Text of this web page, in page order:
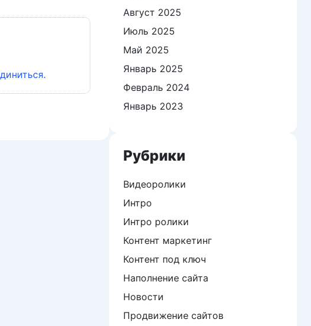
Август 2025
Июль 2025
Май 2025
Январь 2025
Февраль 2024
Январь 2023
Рубрики
Видеоролики
Интро
Интро ролики
Контент маркетинг
Контент под ключ
Наполнение сайта
Новости
Продвижение сайтов